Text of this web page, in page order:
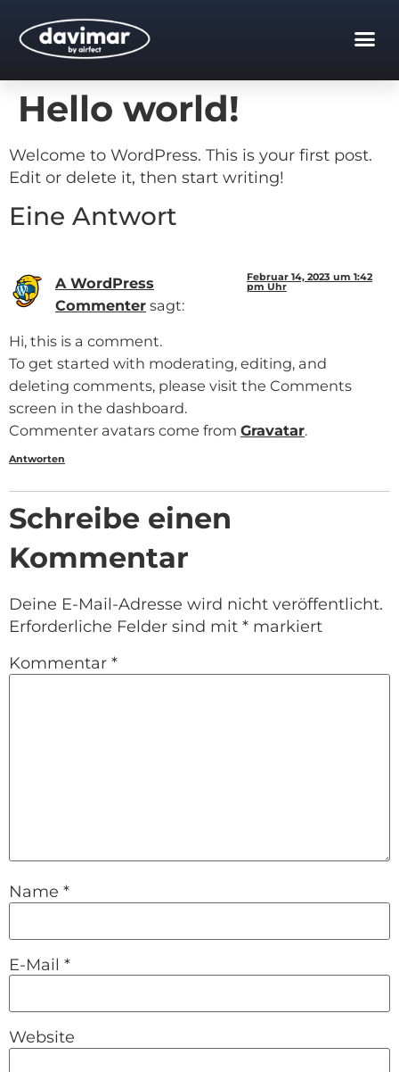
Hello world!
Welcome to WordPress. This is your first post.
Edit or delete it, then start writing!
Eine Antwort
A WordPress
Commenter sagt:
Februar 14, 2023 um 1:42
pm Uhr
Hi, this is a comment.
To get started with moderating, editing, and
deleting comments, please visit the Comments
screen in the dashboard.
Commenter avatars come from Gravatar.
Antworten
Schreibe einen
Kommentar
Deine E-Mail-Adresse wird nicht veröffentlicht.
Erforderliche Felder sind mit * markiert
Kommentar *
Name *
E-Mail *
Website